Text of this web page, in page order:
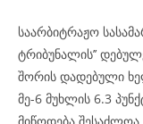
საარბიტრაჟო
ტრიბუნალის’’
შორის დადებული
მე-6 მუხლის 6.3